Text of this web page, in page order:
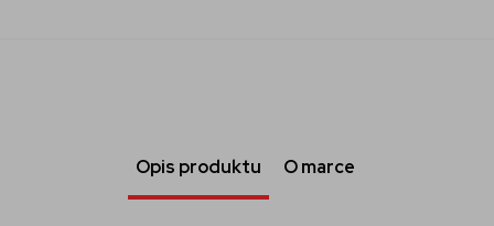
Opis produktu O marce